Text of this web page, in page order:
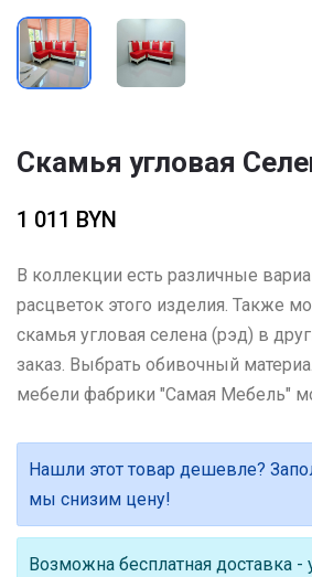
Скамья угловая
1 011 BYN
В коллекции есть различные
расцветок этого изделия. Также
скамья угловая селена (рэд) в
заказ. Выбрать обивочный
мебели фабрики "Самая Мебель"
Нашли этот товар дешевле?
мы снизим цену!
Возможна бесплатная доставка -